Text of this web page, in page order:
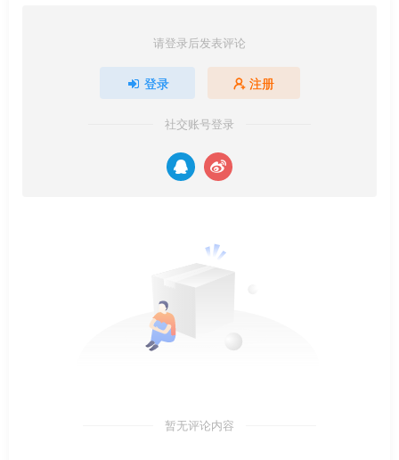
请登录后发表评论
登录 注册
社交账号登录
暂无评论内容